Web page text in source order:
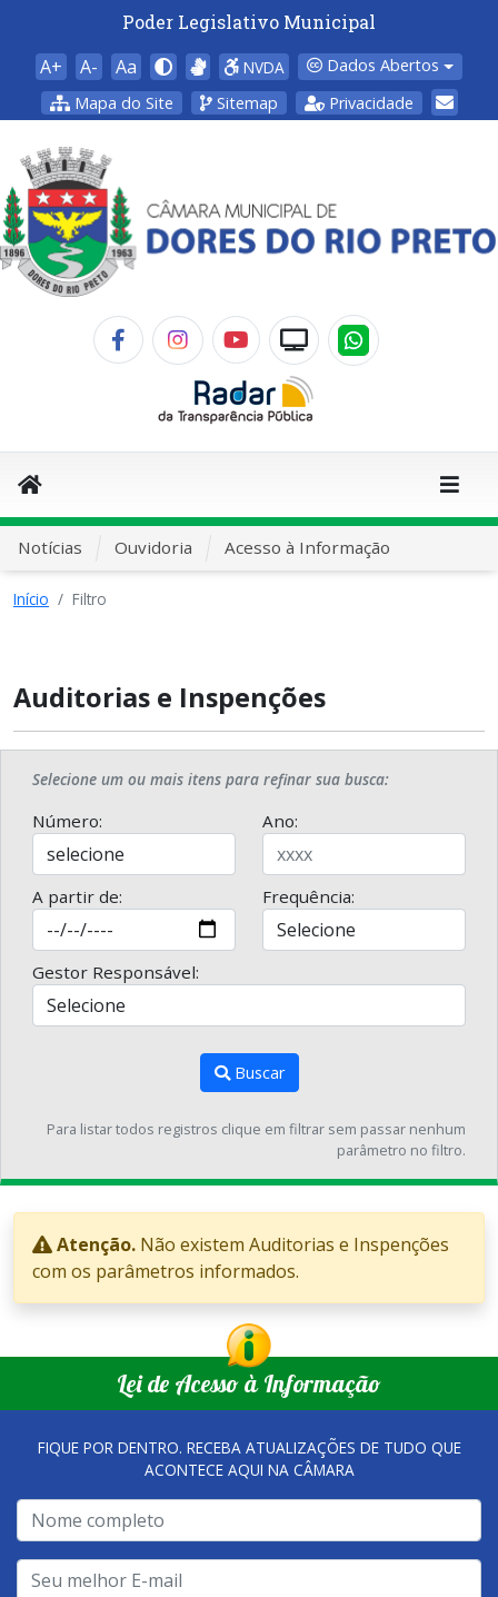
Poder Legislativo Municipal
A+ A- Aa NVDA
Dados Abertos
Mapa do Site
Sitemap Privacidade
Notícias Ouvidoria Acesso à Informação
Início Filtro
Auditorias e Inspenções
Selecione um ou mais itens para refinar sua busca:
Número: Ano:
A partir de: Frequência:
Gestor Responsável:
Buscar
Para listar todos registros clique em filtrar sem passar nenhum
parâmetro no filtro.
Atenção. Não existem Auditorias e Inspenções
com os parâmetros informados.
Lei de Acesso à Informação
FIQUE POR DENTRO. RECEBA ATUALIZAÇÕES DE TUDO QUE
ACONTECE AQUI NA CÂMARA